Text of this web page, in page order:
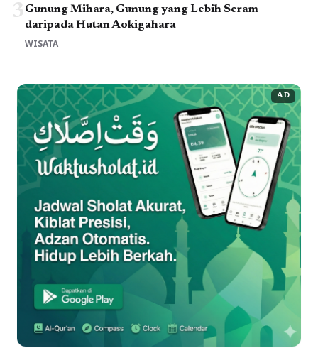
3Gunung Mihara, Gunung yang Lebih Seram
daripada Hutan Aokigahara
WISATA
AD